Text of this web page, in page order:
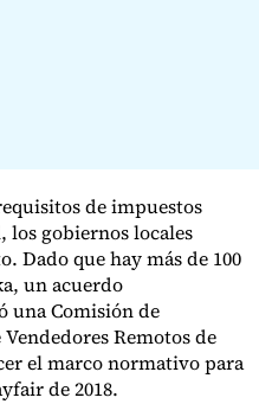
de impuestos
los gobiernos locales
Dado que hay más de 100
un acuerdo
una Comisión de
Remotos de
el marco normativo para
de 2018.